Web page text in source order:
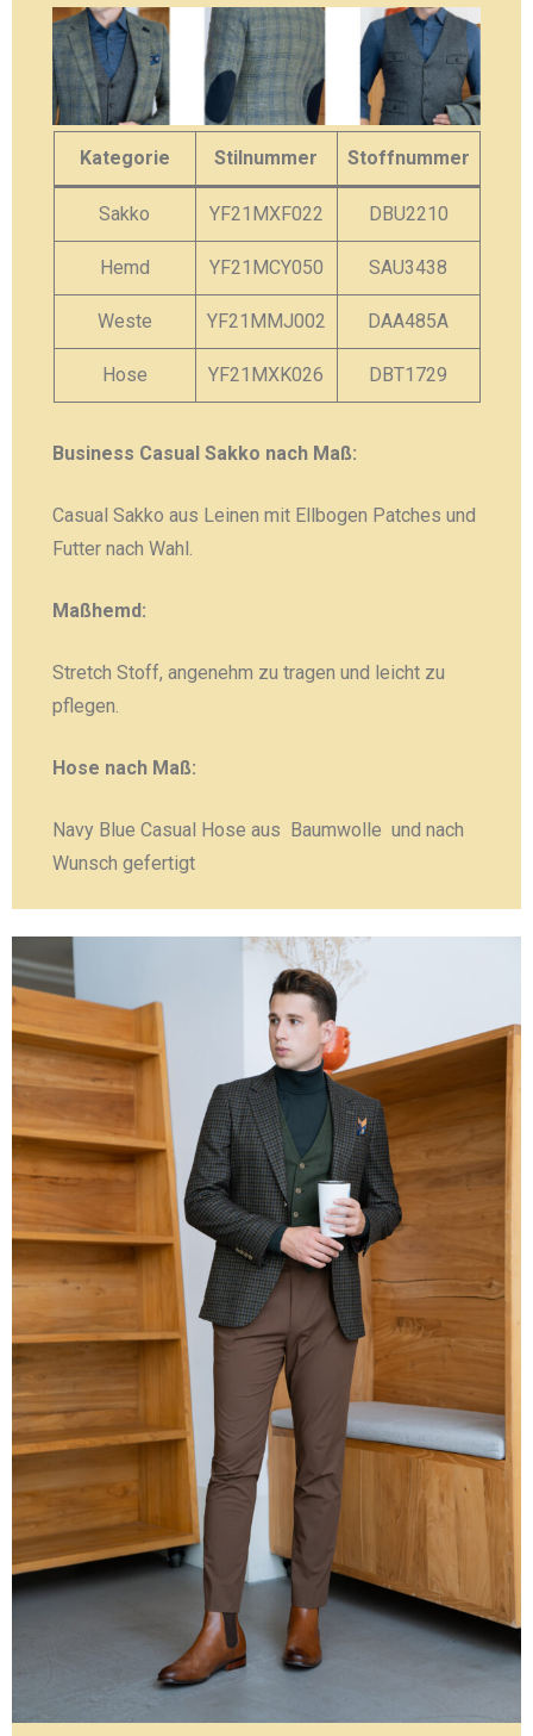
Kategorie Stilnummer Stoffnummer
Sakko YF21MXF022 DBU2210
Hemd YF21MCY050 SAU3438
Weste YF21MMJ002 DAA485A
Hose YF21MXK026 DBT1729
Business Casual Sakko nach Maß:
Casual Sakko aus Leinen mit Ellbogen Patches und
Futter nach Wahl.
Maßhemd:
Stretch Stoff, angenehm zu tragen und leicht zu
pflegen.
Hose nach Maß:
Navy Blue Casual Hose aus Baumwolle und nach
Wunsch gefertigt